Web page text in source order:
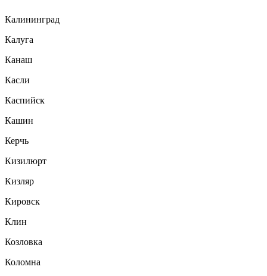
Калининград
Калуга
Канаш
Касли
Каспийск
Кашин
Керчь
Кизилюрт
Кизляр
Кировск
Клин
Козловка
Коломна